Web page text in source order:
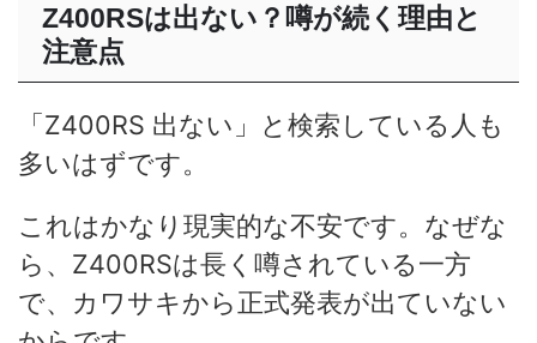
Z400RSは出ない？噂が続く理由と
注意点
「Z400RS 出ない」と検索している人も
多いはずです。
これはかなり現実的な不安です。なぜな
ら、Z400RSは長く噂されている一方
で、カワサキから正式発表が出ていない